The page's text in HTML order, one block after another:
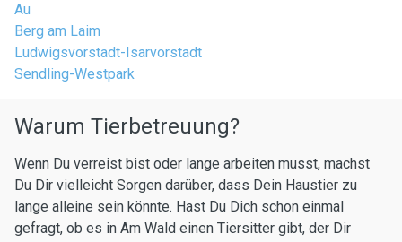
Au
Berg am Laim
Ludwigsvorstadt-Isarvorstadt
Sendling-Westpark
Warum Tierbetreuung?
Wenn Du verreist bist oder lange arbeiten musst, machst
Du Dir vielleicht Sorgen darüber, dass Dein Haustier zu
lange alleine sein könnte. Hast Du Dich schon einmal
gefragt, ob es in Am Wald einen Tiersitter gibt, der Dir